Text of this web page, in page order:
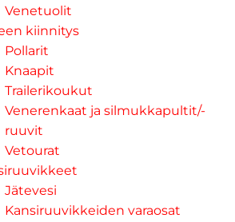
Venetuolit
kiinnitys
Pollarit
Knaapit
Trailerikoukut
Venerenkaat ja silmukkapultit/-
ruuvit
Vetourat
Jätevesi
Kansiruuvikkeiden varaosat